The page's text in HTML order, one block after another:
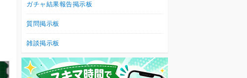
ガチャ結果報告掲示板
質問掲示板
雑談掲示板